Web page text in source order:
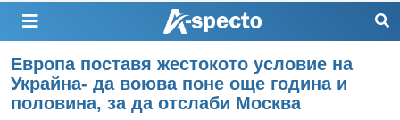
Европа поставя жестокото условие на
Украйна- да воюва поне още година и
половина, за да отслаби Москва